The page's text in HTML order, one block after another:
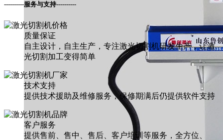
----------服务与支持----------
质量保证
自主设计，自主生产，专注激光切割机研发生产，让激
光切割加工变得简单
技术支持
提供技术援助及维修服务，保修期满后仍提供软件支持
客户服务
提供售前、售中、售后、客户培训等服务，全方位、